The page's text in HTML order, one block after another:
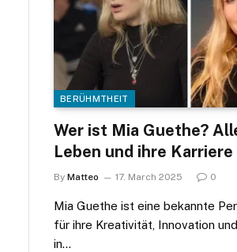
BERÜHMTHEIT
Wer ist Mia Guethe?
Leben und ihre Karriere
By Matteo 17. March 2025 0
Mia Guethe ist eine bekannte
für ihre Kreativität, Innovation
in…